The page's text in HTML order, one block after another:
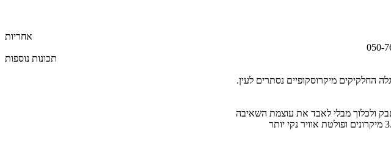
אחריות
תכונות נוספות